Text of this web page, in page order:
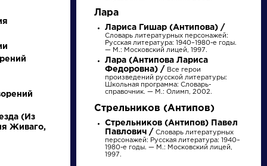
писатели
произведения
персонажи
словарь
(Из
Живаго,
Лара
Лариса Гишар (Антипова) /
Словарь литературных персонажей:
Русская литература: 1940–1980-е годы.
— М.: Московский лицей, 1997.
Лара (Антипова Лариса
Федоровна) / Все герои
произведений русской литературы:
Школьная программа: Словарь-
справочник. — М.: Олимп, 2002.
Стрельников (Антипов)
Стрельников (Антипов) Павел
Павлович / Словарь литературных
персонажей: Русская литература: 1940–
1980-е годы. — М.: Московский лицей,
1997.